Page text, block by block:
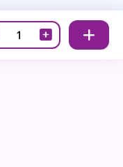
Salvrätik
-